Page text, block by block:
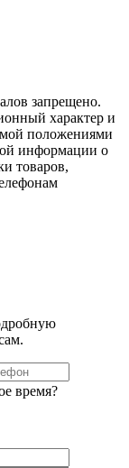
запрещено.
характер и
положениями
информации о
товаров,
время?